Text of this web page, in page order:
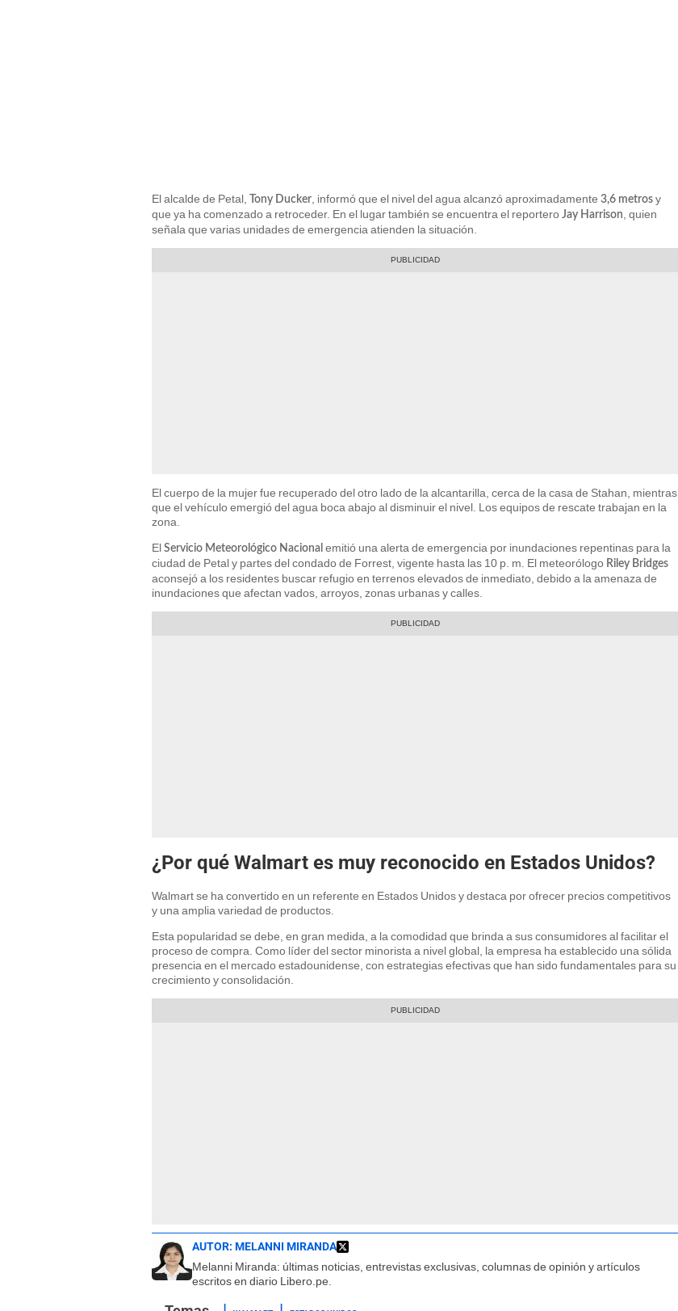
El alcalde de Petal, Tony Ducker , informó que el nivel del agua alcanzó aproximadamente 3,6 metros y
que ya ha comenzado a retroceder. En el lugar también se encuentra el reportero Jay Harrison , quien
señala que varias unidades de emergencia atienden la situación.
El cuerpo de la mujer fue recuperado del otro lado de la alcantarilla, cerca de la casa de Stahan, mientras
que el vehículo emergió del agua boca abajo al disminuir el nivel. Los equipos de rescate trabajan en la
zona.
El Servicio Meteorológico Nacional emitió una alerta de emergencia por inundaciones repentinas para la
ciudad de Petal y partes del condado de Forrest, vigente hasta las 10 p. m. El meteorólogo Riley Bridges
aconsejó a los residentes buscar refugio en terrenos elevados de inmediato, debido a la amenaza de
inundaciones que afectan vados, arroyos, zonas urbanas y calles.
¿Por qué Walmart es muy reconocido en Estados Unidos?
Walmart se ha convertido en un referente en Estados Unidos y destaca por ofrecer precios competitivos
y una amplia variedad de productos.
Esta popularidad se debe, en gran medida, a la comodidad que brinda a sus consumidores al facilitar el
proceso de compra. Como líder del sector minorista a nivel global, la empresa ha establecido una sólida
presencia en el mercado estadounidense, con estrategias efectivas que han sido fundamentales para su
crecimiento y consolidación.
AUTOR: MELANNI MIRANDA
Melanni Miranda: últimas noticias, entrevistas exclusivas, columnas de opinión y artículos
escritos en diario Libero.pe.